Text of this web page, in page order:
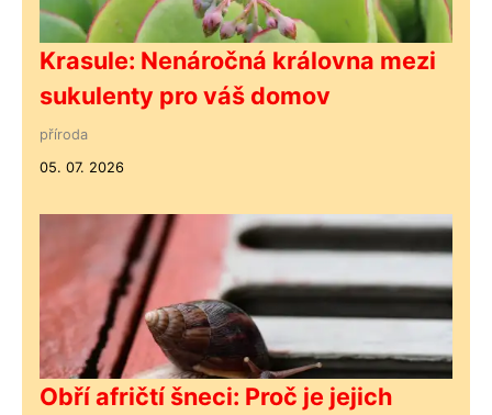
Krasule: Nenáročná královna mezi
sukulenty pro váš domov
příroda
05. 07. 2026
Obří afričtí šneci: Proč je jejich